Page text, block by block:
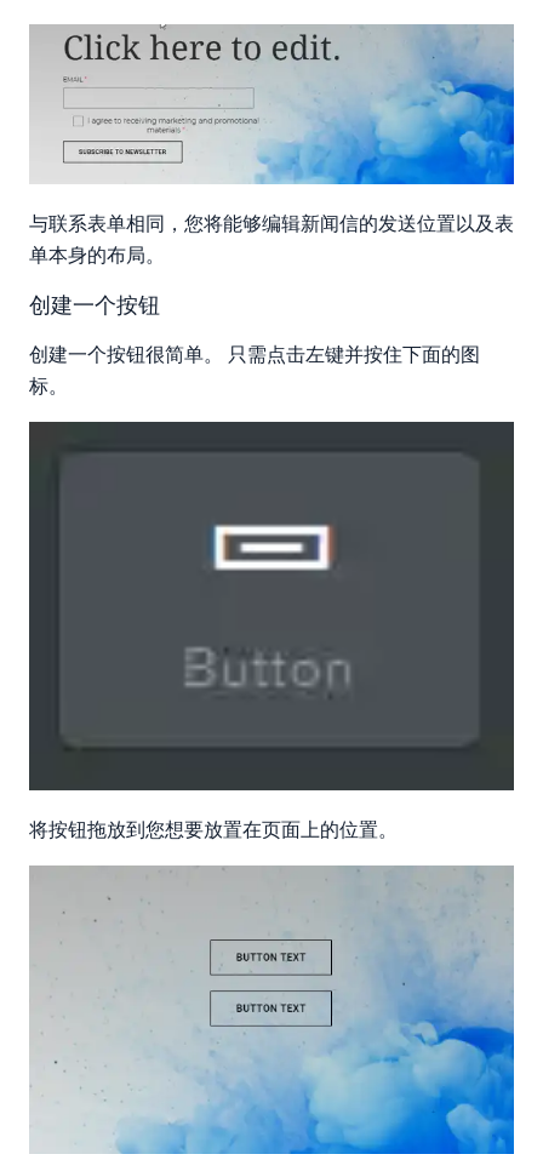
与联系表单相同，您将能够编辑新闻信的发送位置以及表
单本身的布局。
创建一个按钮
创建一个按钮很简单。 只需点击左键并按住下面的图
标。
将按钮拖放到您想要放置在页面上的位置。